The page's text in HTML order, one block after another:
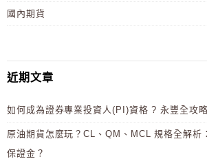
國內期貨
近期文章
如何成為證券專業投資人(PI)資格 ? 永豐全攻略
原油期貨怎麼玩？CL、QM、MCL 規格全解析
保證金？